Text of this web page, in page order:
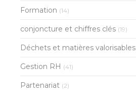
Formation (14)
conjoncture et chiffres clés (19)
Déchets et matières valorisables
Gestion RH (41)
Partenariat (2)